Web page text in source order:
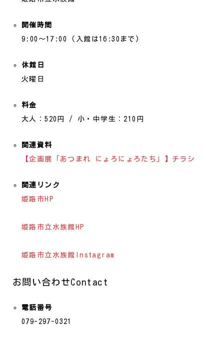
開催時間
9:00～17:00 (入館は16:30まで)
休館日
火曜日
料金
大人：520円 / 小・中学生：210円
関連資料
【企画展「あつまれ にょろにょろたち」】チラシ
関連リンク
姫路市HP
姫路市立水族館HP
姫路市立水族館Instagram
お問い合わせContact
電話番号
079-297-0321